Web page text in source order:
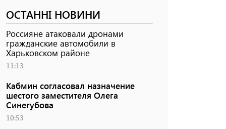
ОСТАННІ НОВИНИ
Россияне атаковали дронами
гражданские автомобили в
Харьковском районе
11:13
Кабмин согласовал назначение
шестого заместителя Олега
Синегубова
10:53